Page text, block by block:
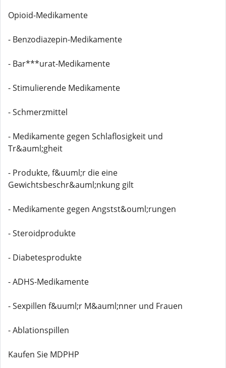
Opioid-Medikamente
- Benzodiazepin-Medikamente
- Bar***urat-Medikamente
- Stimulierende Medikamente
- Schmerzmittel
- Medikamente gegen Schlaflosigkeit und
Tr&auml;gheit
- Produkte, f&uuml;r die eine
Gewichtsbeschr&auml;nkung gilt
- Medikamente gegen Angstst&ouml;rungen
- Steroidprodukte
- Diabetesprodukte
- ADHS-Medikamente
- Sexpillen f&uuml;r M&auml;nner und Frauen
- Ablationspillen
Kaufen Sie MDPHP